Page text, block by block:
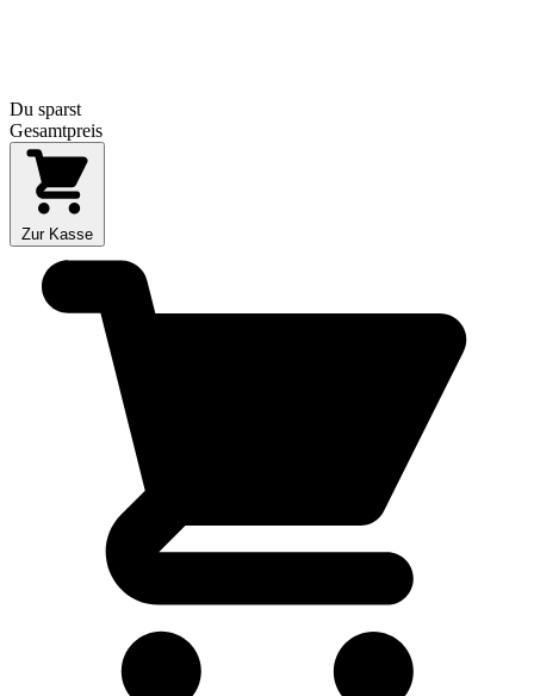
Du sparst
Gesamtpreis
Zur Kasse